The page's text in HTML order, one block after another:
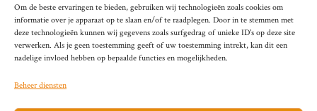
Om de beste ervaringen te bieden, gebruiken wij technologieën zoals cookies om
informatie over je apparaat op te slaan en/of te raadplegen. Door in te stemmen met
deze technologieën kunnen wij gegevens zoals surfgedrag of unieke ID's op deze site
verwerken. Als je geen toestemming geeft of uw toestemming intrekt, kan dit een
nadelige invloed hebben op bepaalde functies en mogelijkheden.
Beheer diensten
Hardnekkige Inflatie bij de ‘Grote Vier’
van de Eurozone
Mei 29, 2026